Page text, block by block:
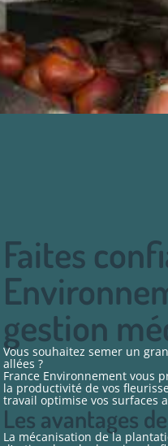
Faites
gestion
Vous souhaitez semer un
allées ?
France Environnement vous
la productivité de vos
travail optimise vos surfaces
Les avantages
La mécanisation de la